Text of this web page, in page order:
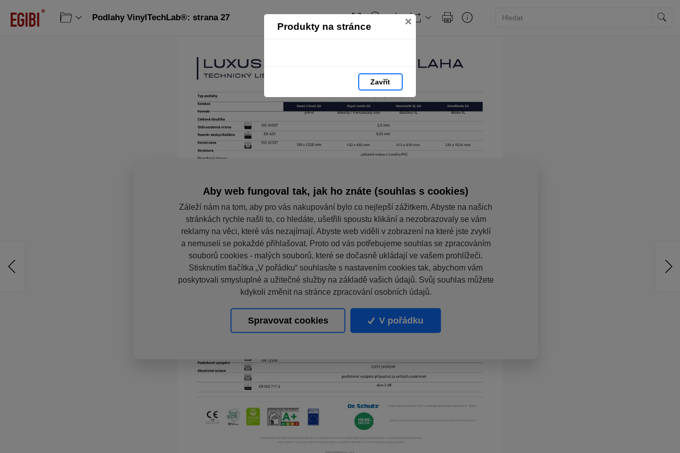
Produkty na stránce ×
Zavřít
Podlahy VinylTechLab®: strana 27
Aby web fungoval tak, jak ho znáte (souhlas s cookies)
Záleží nám na tom, aby pro vás nakupování bylo co nejlepší zážitkem. Abyste na našich
stránkách rychle našli to, co hledáte, ušetřili spoustu klikání a nezobrazovaly se vám
reklamy na věci, které vás nezajímají. Abyste web viděli v zobrazení na které jste zvyklí
a nemuseli se pokaždé přihlašovat. Proto od vás potřebujeme souhlas se zpracováním
souborů cookies - malých souborů, které se dočasně ukládají ve vašem prohlížeči.
Stisknutím tlačítka „V pořádku“ souhlasíte s nastavením cookies tak, abychom vám
poskytovali smysluplné a užitečné služby na základě vašich údajů. Svůj souhlas můžete
kdykoli změnit na stránce zpracování osobních údajů.
Spravovat cookies V pořádku